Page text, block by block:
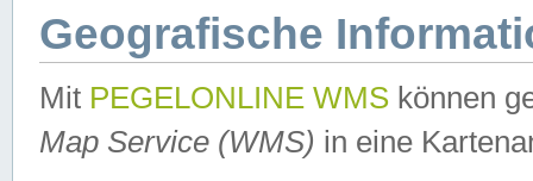
Geografische
Mit PEGELONLINE WMS können
Map Service (WMS) in eine